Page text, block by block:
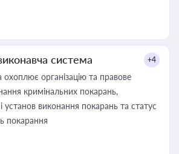
система +4
охоплює організацію та правове
кримінальних покарань,
і установ виконання покарань та статус
покарання